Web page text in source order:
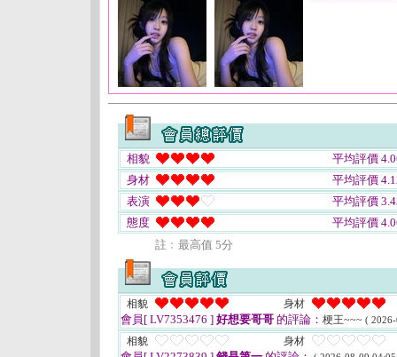
相貌
平均評價
身材
平均評價
表演
平均評價
態度
平均評價
註﹕最高值 5分
相貌 身材
會員[ LV7353476 ] 好想要哥哥 的評論： 梗王~~~ (
相貌 身材